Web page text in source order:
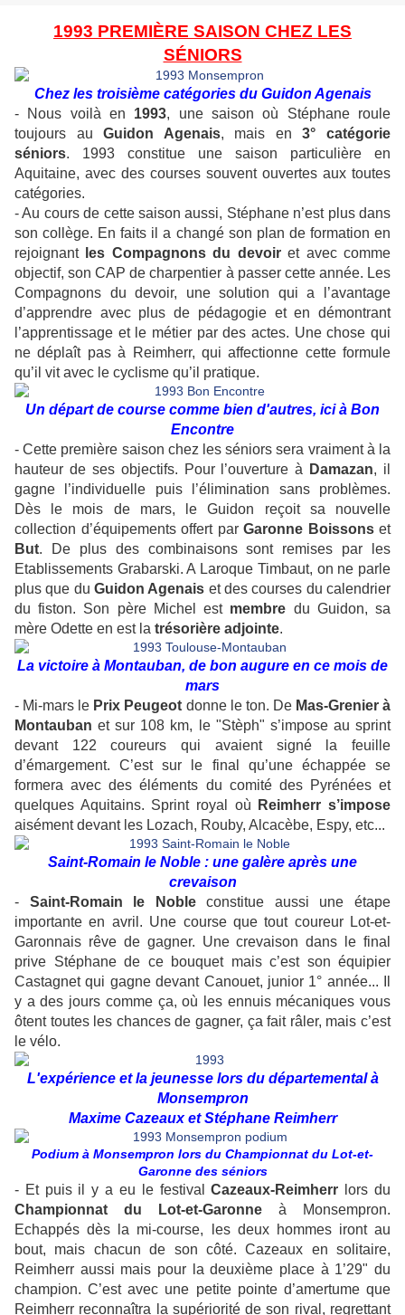
1993 PREMIÈRE SAISON CHEZ LES
SÉNIORS
Chez les troisième catégories du Guidon Agenais
- Nous voilà en 1993, une saison où Stéphane roule
toujours auGuidon Agenais, mais en3° catégorie
séniors. 1993 constitue une saison particulière en
Aquitaine, avec des courses souvent ouvertes aux toutes
catégories.
- Au cours de cette saison aussi, Stéphane n’est plus dans
son collège. En faits il a changé son plan de formation en
rejoignant les Compagnons du devoiret avec comme
objectif, son CAP de charpentier à passer cette année. Les
Compagnons du devoir, une solution qui a l’avantage
d’apprendre avec plus de pédagogie et en démontrant
l’apprentissage et le métier par des actes. Une chose qui
ne déplaît pas à Reimherr, qui affectionne cette formule
qu’il vit avec le cyclisme qu’il pratique.
Un départ de course comme bien d'autres, ici à Bon
Encontre
- Cette première saison chez les séniors sera vraiment à la
hauteur de ses objectifs. Pour l’ouverture à
Damazan, il
gagne l’individuelle puis l’élimination sans problèmes.
Dès le mois de mars, le Guidon reçoit sa nouvelle
collection d’équipements offert par Garonne Boissonset
But. De plus des combinaisons sont remises par les
Etablissements Grabarski. A Laroque Timbaut, on ne parle
plus que du Guidon Agenais et des courses du calendrier
du fiston. Son père Michel est membre du Guidon, sa
mère Odette en est la trésorière adjointe.
La victoire à Montauban, de bon augure en ce mois de
mars
- Mi-mars le Prix Peugeot donne le ton. De Mas-Grenier à
Montauban et sur 108 km, le "Stèph" s’impose au sprint
devant 122 coureurs qui avaient signé la feuille
d’émargement. C’est sur le final qu’une échappée se
formera avec des éléments du comité des Pyrénées et
quelques Aquitains. Sprint royal où
Reimherr s’impose
aisément devant les Lozach, Rouby, Alcacèbe, Espy, etc...
Saint-Romain le Noble : une galère après une
crevaison
- Saint-Romain le Nobleconstitue aussi une étape
importante en avril. Une course que tout coureur Lot-et-
Garonnais rêve de gagner. Une crevaison dans le final
prive Stéphane de ce bouquet mais c’est son équipier
Castagnet qui gagne devant Canouet, junior 1° année... Il
y a des jours comme ça, où les ennuis mécaniques vous
ôtent toutes les chances de gagner, ça fait râler, mais c’est
le vélo.
L'expérience et la jeunesse lors du départemental à
Monsempron
Maxime Cazeaux et Stéphane Reimherr
Podium à Monsempron lors du Championnat du Lot-et-
Garonne des séniors
- Et puis il y a eu le festivalCazeaux-Reimherr lors du
Championnat du Lot-et-Garonne à Monsempron.
Echappés dès la mi-course, les deux hommes iront au
bout, mais chacun de son côté. Cazeaux en solitaire,
Reimherr aussi mais pour la deuxième place à 1’29" du
champion. C’est avec une petite pointe d’amertume que
Reimherr reconnaîtra la supériorité de son rival, regrettant